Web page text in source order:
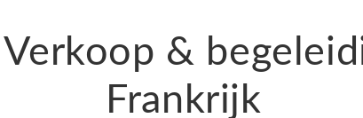
&
Frankrijk